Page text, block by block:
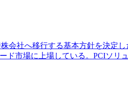
会社へ移行する基本方針を決定
市場に上場している。PCIソリュ